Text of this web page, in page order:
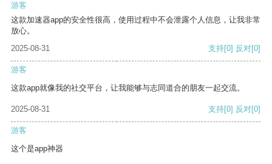
游客
这款加速器app的安全性很高，使用过程中不会泄露个人信息，让我非常
放心。
2025-08-31
支持[0] 反对[0]
游客
这款app就像我的社交平台，让我能够与志同道合的朋友一起交流。
2025-08-31 支持[0] 反对[0]
游客
这个是app神器